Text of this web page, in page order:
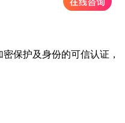
保护及身份的可信认证，